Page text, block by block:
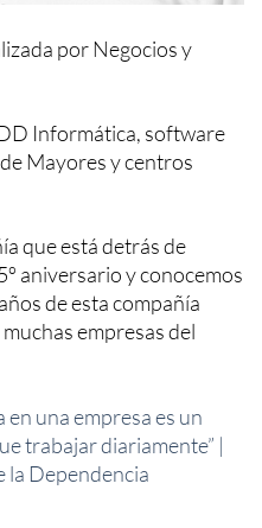
por Negocios y
Informática, software
Mayores y centros
que está detrás de
aniversario y conocemos
de esta compañía
empresas del
una empresa es un
trabajar diariamente” |
la Dependencia